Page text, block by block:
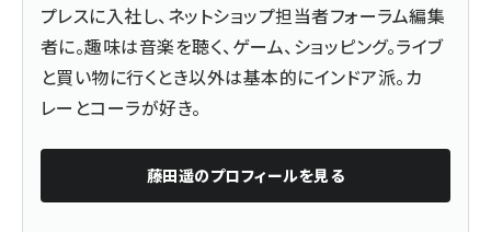
プレスに入社し、ネットショップ担当者フォーラム編集
者に。趣味は音楽を聴く、ゲーム、ショッピング。ライブ
と買い物に行くとき以外は基本的にインドア派。カ
レーとコーラが好き。
藤田遥のプロフィールを見る